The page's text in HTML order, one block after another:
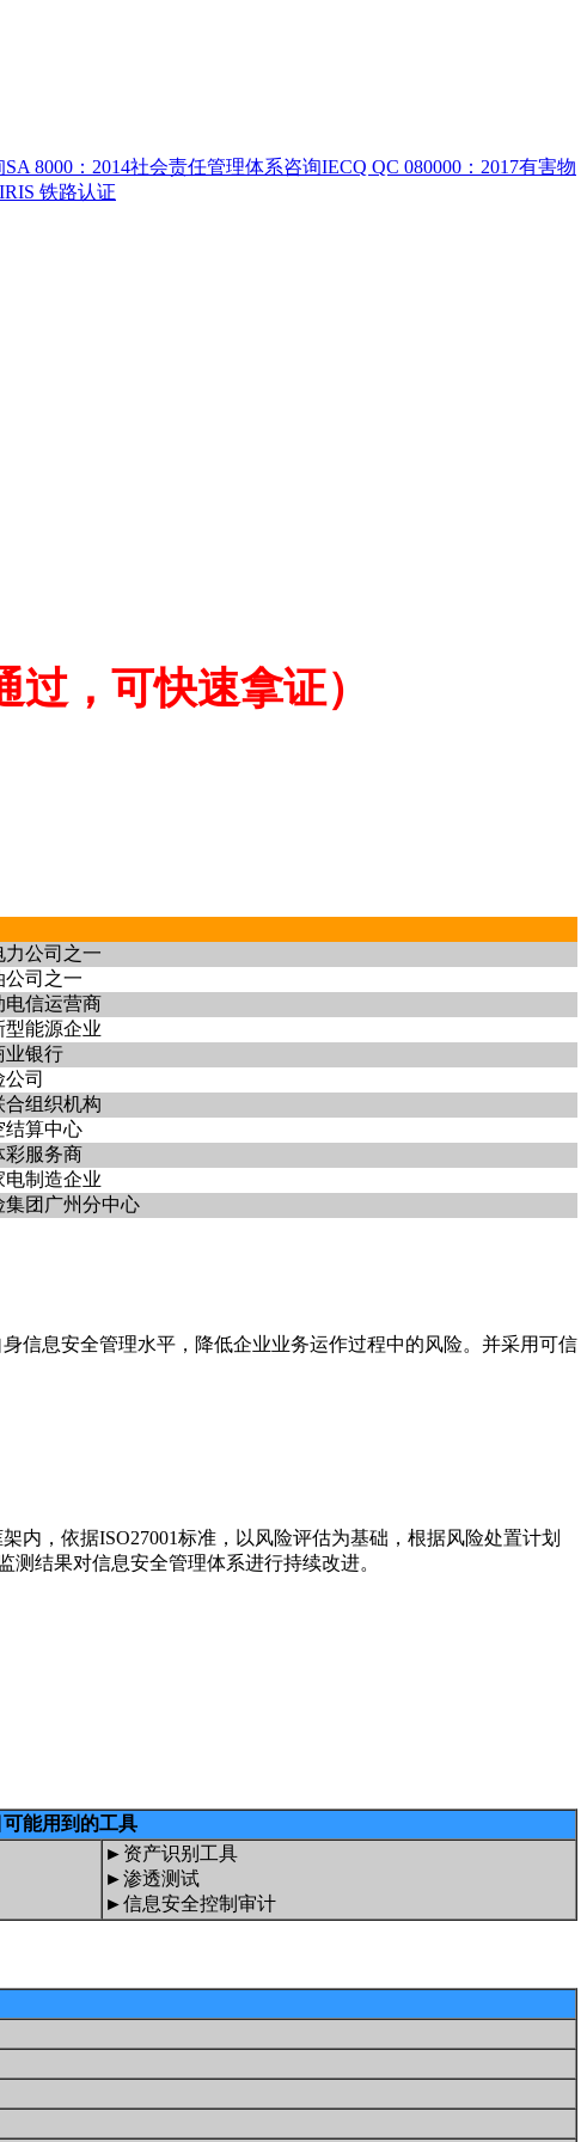
SA 8000：2014社会责任管理体系咨询IECQ QC 080000：2017有害物
铁路认证
，可快速拿证）
力公司之一
公司之一
电信运营商
型能源企业
业银行
司
合组织机构
结算中心
彩服务商
电制造企业
集团广州分中心
信息安全管理水平，降低企业业务运作过程中的风险。并采用可信
，依据ISO27001标准，以风险评估为基础，根据风险处置计划
结果对信息安全管理体系进行持续改进。
能用到的工具
►资产识别工具
►渗透测试
►信息安全控制审计